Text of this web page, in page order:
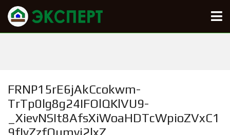
FRNP15rE6jAkCcokwm-
TrTp0lg8g24IFOlQKlVU9-
_XievNSIt8AfsXiWoaHDTcWpioZVxC1
9fIyZzfQumvj2lxZ